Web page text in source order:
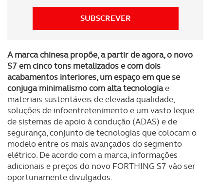
dados pessoais serão realizadas apenas com o seu
Realçamos que o bloqueio de certo tipo de Cookies e
tecnologias similares pode ter impacto na sua
experiência de navegação no Website e nos serviços
disponibilizados.
Consulte a política de cookies do site.
SUBSCREVER
A marca chinesa propõe, a partir de agora, o novo
S7 em cinco tons metalizados e com dois
acabamentos interiores, um espaço em que se
conjuga minimalismo com alta tecnologiae
materiais sustentáveis de elevada qualidade,
soluções de infoentretenimento e um vasto leque
de sistemas de apoio à condução (ADAS) e de
segurança, conjunto de tecnologias que colocam o
modelo entre os mais avançados do segmento
elétrico. De acordo com a marca, informações
adicionais e preços do novo FORTHING S7 vão ser
oportunamente divulgados.